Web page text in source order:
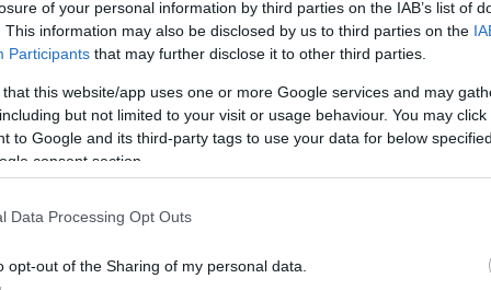
of your personal information by third parties on the IAB’s list of
This information may also be disclosed by us to third parties on the
Participants that may further disclose it to other third parties.
that this website/app uses one or more Google services and may
but not limited to your visit or usage behaviour. You may
to Google and its third-party tags to use your data for below
consent section.
Data Processing Opt Outs
opt-out of the Sharing of my personal data.
släpper och jag missar OS då kommer jag
säger Halfvarsson till SVT Sport.
över att han inte tagit en plats i OS-truppen
om jag ska till ett OS. Det är inga konstigheter,
hittills. Men jag ser fram emot att åka
Halfvarsson till
och inte slåss om topplaceringar.